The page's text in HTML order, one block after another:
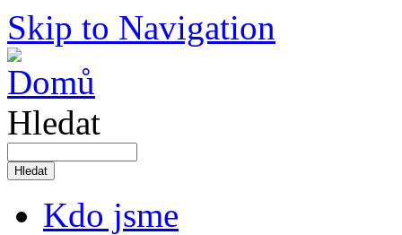
Skip to Navigation
Hledat
Kdo jsme